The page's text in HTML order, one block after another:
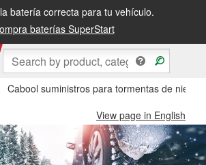
batería correcta para tu vehículo.
baterías SuperStart
Cabool suministros para tormentas de nieve
View page in English